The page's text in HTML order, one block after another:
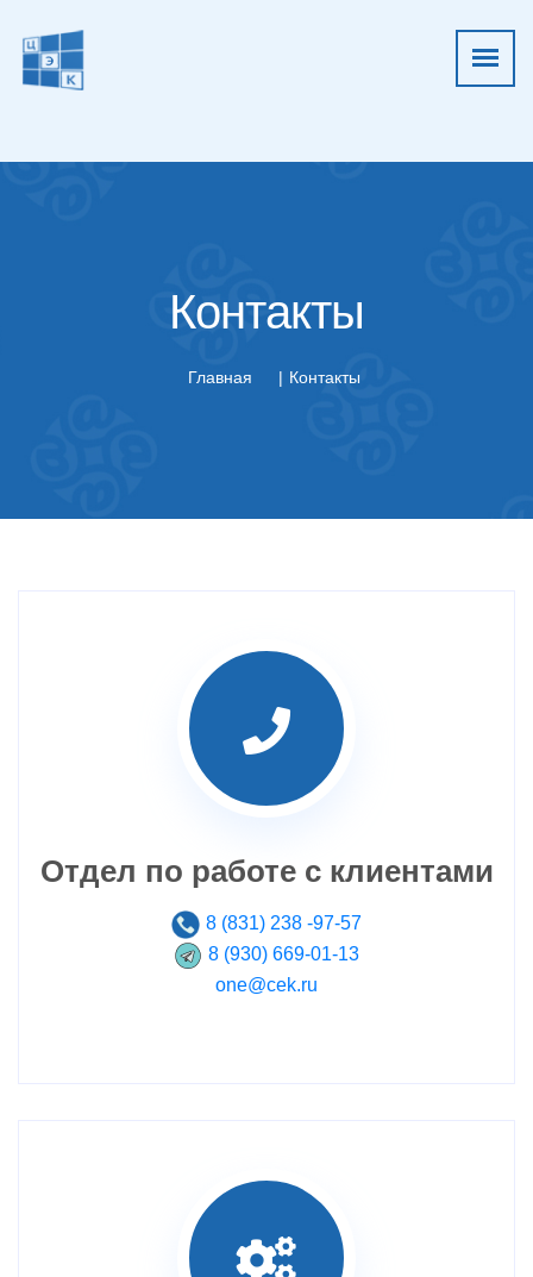
Контакты
Главная Контакты
Отдел по работе с клиентами
8 (831) 238 -97-57
8 (930) 669-01-13
one@cek.ru